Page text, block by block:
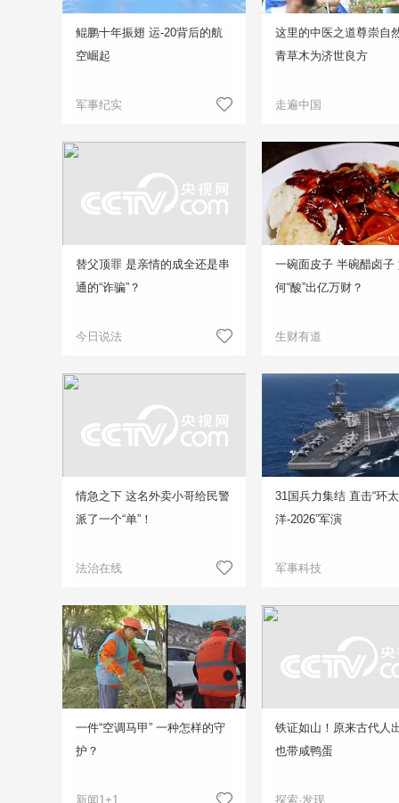
鲲鹏十年振翅 运-20背后的航
空崛起
军事纪实
这里的中医之道尊崇自
青草木为济世良方
走遍中国
替父顶罪 是亲情的成全还是串
通的“诈骗”？
今日说法
一碗面皮子 半碗醋卤子
何“酸”出亿万财？
生财有道
情急之下 这名外卖小哥给民警
派了一个“单”！
法治在线
31国兵力集结 直击“环
洋-2026”军演
军事科技
一件“空调马甲” 一种怎样的守
护？
新闻1+1
铁证如山！原来古代人
也带咸鸭蛋
探索·发现